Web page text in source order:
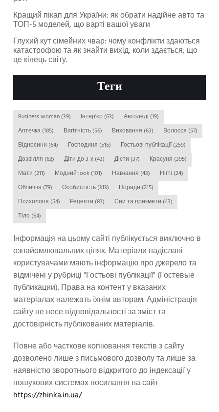
Кращий пікап для України: як обрати надійне авто та
ТОП-5 моделей, що варті вашої уваги
Глухий кут сімейних чвар: чому конфлікти здаються
катастрофою та як знайти вихід, коли здається, що
це кінець світу.
Теги
Business woman (39) Інтер'єр (63) Автоледі (19)
Аптечка (185) Вагітність (56) Виховання (63) Волосся (57)
Відносини (64) Господиня (515) Гостьові публікації(259)
Дозвілля (62) Діти до 3-х (43) Дієти (37) Красуня (395)
Мати (211) Модний look (101) Навчання (43) Нігті (24)
Обличчя (79) Особистість (313) Поради (215)
Психологія (54) Рецепти (83) Сни та прикмети (43)
Тіло (64)
Інформація на цьому сайті публікується виключно в
ознайомлювальних цілях. Матеріали надіслані
користувачами мають інформацію про джерело та
відмічені у рубриці "Гостьові публікації" (Гостевые
публикации). Права на контент у вказаних
матеріалах належать їхнім авторам. Адміністрація
сайту не несе відповідальності за зміст та
достовірність публікованих матеріалів.
Повне або часткове копіювання текстів з сайту
дозволено лише з письмового дозволу та лише за
наявністю зворотнього відкритого до індексації у
пошукових системах посилання на сайт
https://zhinka.in.ua/